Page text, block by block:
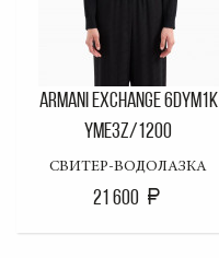
ARMANI EXCHANGE 6DYM1K
YME3Z/1200
СВИТЕР-ВОДОЛАЗКА
21 600